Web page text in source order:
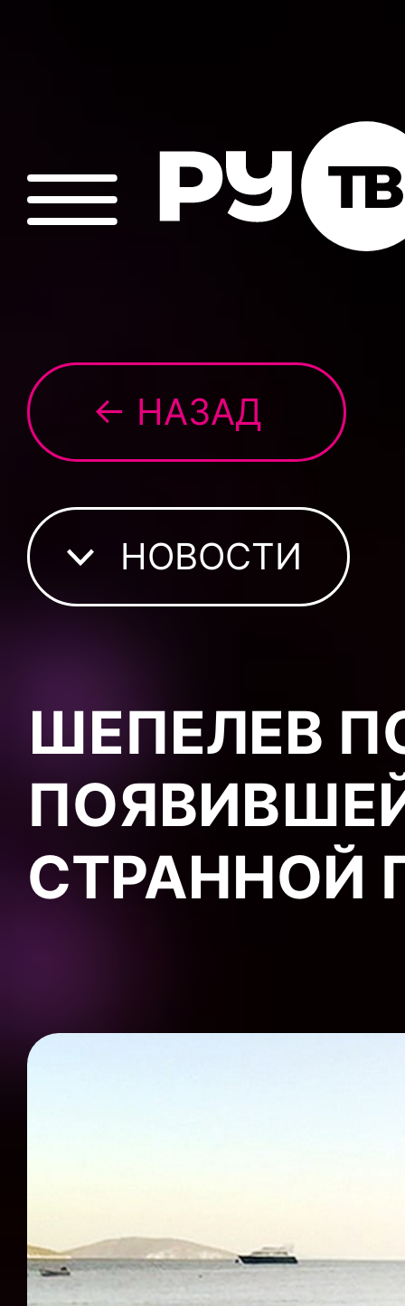
← НАЗАД
НОВОСТИ
ШЕПЕЛЕВ
СТРАННОЙ